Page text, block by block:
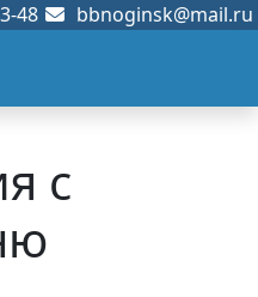
48 bbnoginsk@mail.ru
с